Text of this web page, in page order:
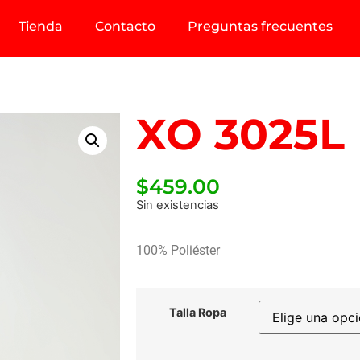
Tienda Contacto Preguntas frecuentes
XO 3025L
$459.00
Sin existencias
100% Poliéster
Talla Ropa